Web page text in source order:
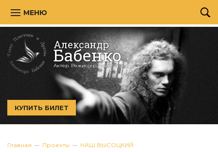
МЕНЮ
Александр
Бабенко
Актер. Режиссёр. Хореограф.
КУПИТЬ БИЛЕТ
Главная Проекты НАШ ВЫСОЦКИЙ